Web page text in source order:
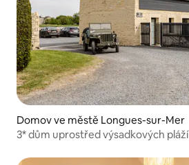
Domov ve městě Longues-sur-Mer
3* dům uprostřed výsadkových pláží